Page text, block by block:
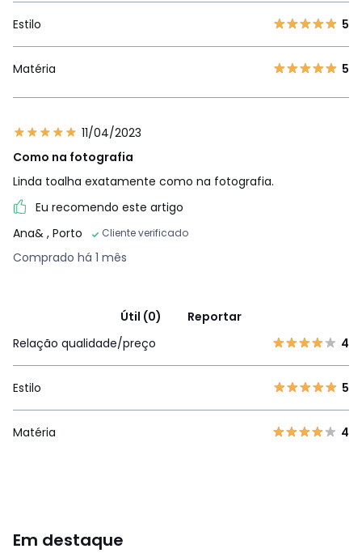
Estilo 5
Matéria 5
11/04/2023
Como na fotografia
Linda toalha exatamente como na fotografia.
Eu recomendo este artigo
Ana& , Porto Cliente verificado
Comprado há 1 mês
Útil (0)
Reportar
Relação qualidade/preço
4
Estilo 5
Matéria 4
Em destaque